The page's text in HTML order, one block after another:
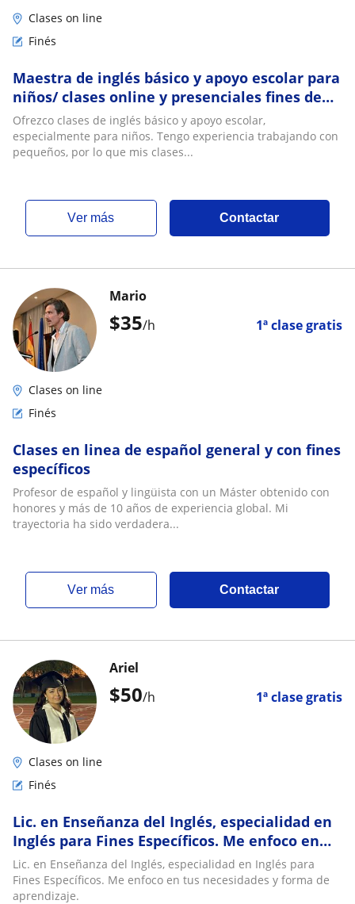
Clases on line
Finés
Maestra de inglés básico y apoyo escolar para
niños/ clases online y presenciales fines de
semana
Ofrezco clases de inglés básico y apoyo escolar,
especialmente para niños. Tengo experiencia trabajando con
pequeños, por lo que mis clases...
ver más Contactar
$35/h 1ª clase gratis
Mario
Clases on line
Finés
Clases en linea de español general y con fines
específicos
Profesor de español y lingüista con un Máster obtenido con
honores y más de 10 años de experiencia global. Mi
trayectoria ha sido verdadera...
ver más Contactar
$50/h 1ª clase gratis
Ariel
Clases on line
Finés
Lic. en Enseñanza del Inglés, especialidad en
Inglés para Fines Específicos. Me enfoco en
tus necesidades y forma de aprendizaje
Lic. en Enseñanza del Inglés, especialidad en Inglés para
Fines Específicos. Me enfoco en tus necesidades y forma de
aprendizaje.